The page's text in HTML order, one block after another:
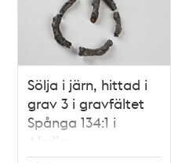
Sölja i järn, hittad i
grav 3 i gravfältet
Spånga 134:1 i
Akalla.